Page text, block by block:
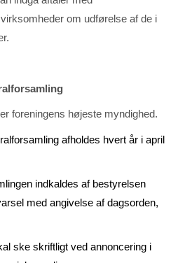
om udførelse af de i
foreningens højeste myndighed.
afholdes hvert år i april
indkaldes af bestyrelsen
med angivelse af dags­orden,
ske skriftligt ved annoncering i